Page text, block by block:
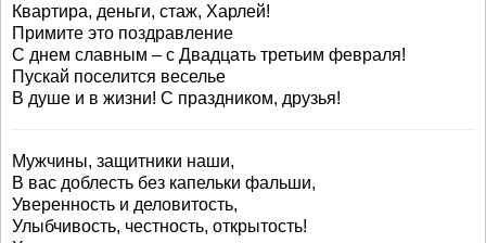
Квартира, деньги, стаж, Харлей!
Примите это поздравление
С днем славным – с Двадцать третьим февраля!
Пускай поселится веселье
В душе и в жизни! С праздником, друзья!
Мужчины, защитники наши,
В вас доблесть без капельки фальши,
Уверенность и деловитость,
Улыбчивость, честность, открытость!